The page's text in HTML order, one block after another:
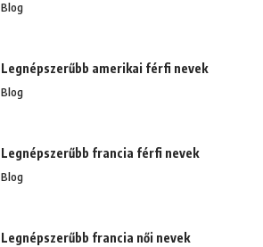
Blog
Legnépszerűbb amerikai férfi nevek
Blog
Legnépszerűbb francia férfi nevek
Blog
Legnépszerűbb francia női nevek